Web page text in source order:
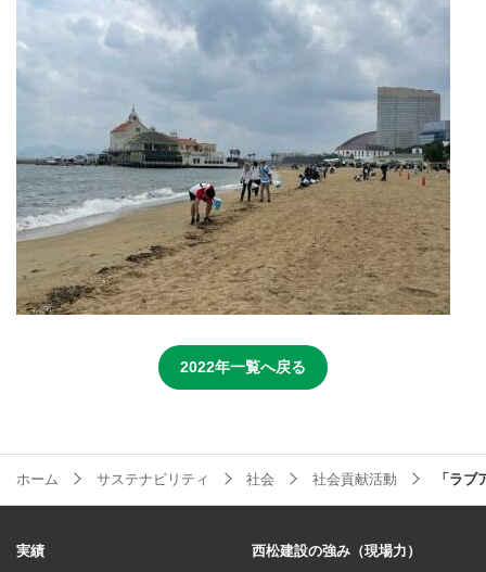
2022年一覧へ戻る
ホーム サステナビリティ 社会 社会貢献活動 「ラ
実績 西松建設の強み（現場力）